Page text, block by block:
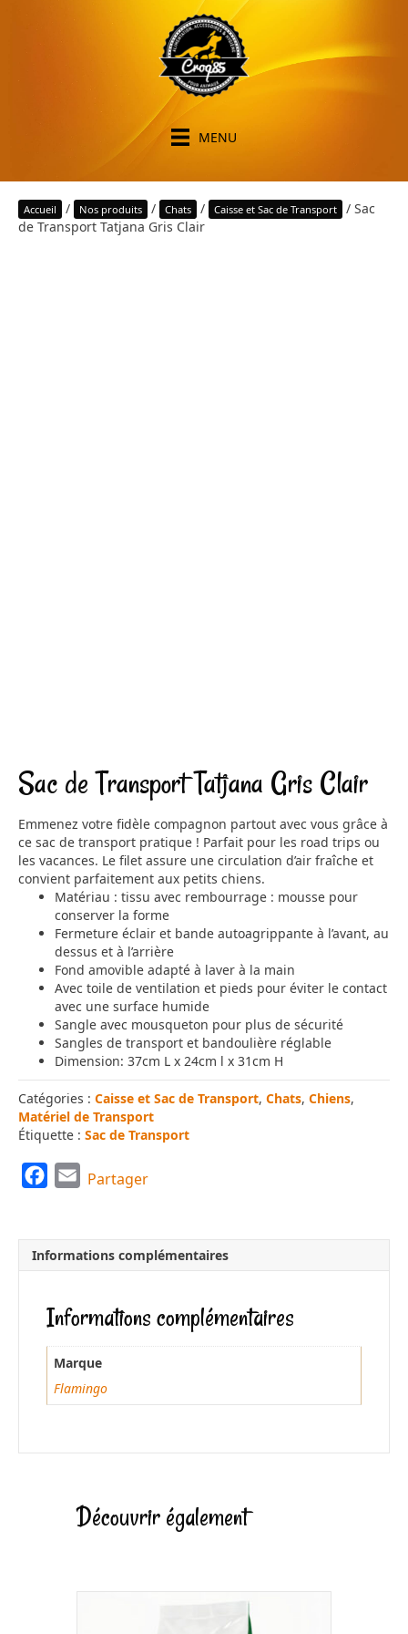
MENU
Accueil / Nos produits / Chats / Caisse et Sac de Transport
/ Sac
de Transport Tatjana Gris Clair
Sac de Transport Tatjana Gris Clair
Emmenez votre fidèle compagnon partout avec vous grâce à
ce sac de transport pratique ! Parfait pour les road trips ou
les vacances. Le filet assure une circulation d’air fraîche et
convient parfaitement aux petits chiens.
Matériau : tissu avec rembourrage : mousse pour
conserver la forme
Fermeture éclair et bande autoagrippante à l’avant, au
dessus et à l’arrière
Fond amovible adapté à laver à la main
Avec toile de ventilation et pieds pour éviter le contact
avec une surface humide
Sangle avec mousqueton pour plus de sécurité
Sangles de transport et bandoulière réglable
Dimension: 37cm L x 24cm l x 31cm H
Catégories : Caisse et Sac de Transport, Chats, Chiens,
Matériel de Transport
Étiquette : Sac de Transport
e
b
o
o
k
i
l
Partager
Informations complémentaires
Informations complémentaires
Marque
Flamingo
Découvrir également